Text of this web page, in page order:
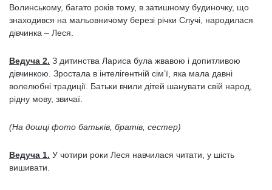
Волинському, багато років тому, в затишному будиночку, що
знаходився на мальовничому березі річки Случі, народилася
дівчинка – Леся.
Ведуча 2. З дитинства Лариса була жвавою і допитливою
дівчинкою. Зростала в інтелігентній сім’ї, яка мала давні
волелюбні традиції. Батьки вчили дітей шанувати свій народ,
рідну мову, звичаї.
(На дошці фото батьків, братів, сестер)
Ведуча 1. У чотири роки Леся навчилася читати, у шість
вишивати.